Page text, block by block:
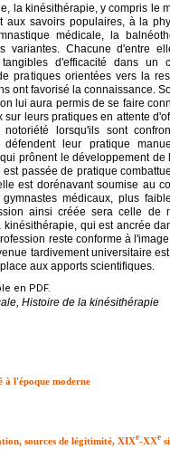
la kinésithérapie, y compris le
aux savoirs populaires, à la
médicale, la
variantes. Chacune d'entre
d'efficacité dans un
pratiques orientées vers la
ont favorisé la connaissance.
lui aura permis de se faire
leurs pratiques en attente
lorsqu'ils sont
leur pratique
prônent le développement
passée de pratique
est dorénavant soumise au
médicaux, plus
ainsi créée sera celle de
qui est ancrée
reste conforme à
tardivement universitaire
aux apports scientifiques.
en PDF.
Histoire de la kinésithérapie
à l'époque moderne
sources de légitimité, XIXe-XXe